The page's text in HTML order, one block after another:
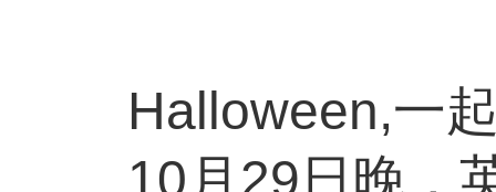
Halloween,一
10 月 29 日晚，